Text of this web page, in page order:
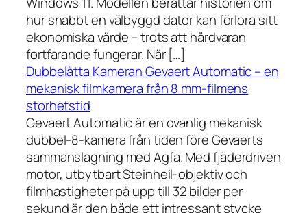
hur snabbt en välbyggd dator kan förlora sitt
ekonomiska värde – trots att hårdvaran
fortfarande fungerar. När […]
Dubbelåtta Kameran Gevaert Automatic – en
mekanisk filmkamera från 8 mm-filmens
storhetstid
Gevaert Automatic är en ovanlig mekanisk
dubbel-8-kamera från tiden före Gevaerts
sammanslagning med Agfa. Med fjäderdriven
motor, utbytbart Steinheil-objektiv och
filmhastigheter på upp till 32 bilder per
sekund är den både ett intressant stycke